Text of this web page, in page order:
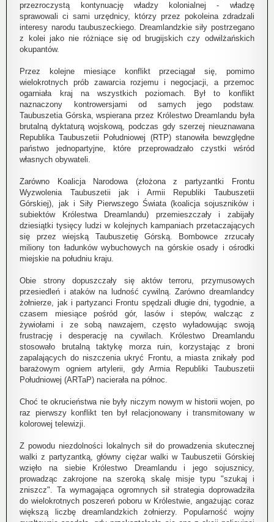
przezroczystą kontynuację władzy kolonialnej - władzę
sprawowali ci sami urzędnicy, którzy przez pokoleina zdradzali
interesy narodu taubuszeckiego. Dreamlandzkie siły postrzegano
z kolei jako nie różniące się od brugijskich czy odwilżańskich
okupantów.
Przez kolejne miesiące konflikt przeciągał się, pomimo
wielokrotnych prób zawarcia rozjemu i negocjacji, a przemoc
ogarniała kraj na wszystkich poziomach. Był to konflikt
naznaczony kontrowersjami od samych jego podstaw.
Taubuszetia Górska, wspierana przez Królestwo Dreamlandu była
brutalną dyktaturą wojskową, podczas gdy szerzej nieuznawana
Republika Taubuszetii Południowej (RTP) stanowiła bewzględne
państwo jednopartyjne, które przeprowadzało czystki wśród
własnych obywateli.
Zarówno Koalicja Narodowa (złożona z partyzantki Frontu
Wyzwolenia Taubuszetii jak i Armii Republiki Taubuszetii
Górskiej), jak i Siły Pierwszego Świata (koalicja sojuszników i
subiektów Królestwa Dreamlandu) przemieszczały i zabijały
dziesiątki tysięcy ludzi w kolejnych kampaniach przetaczających
się przez wiejską Taubuszetię Górską. Bombowce zrzucały
miliony ton ładunków wybuchowych na górskie osady i ośrodki
miejskie na południu kraju.
Obie strony dopuszczały się aktów terroru, przymusowych
przesiedleń i ataków na ludność cywilną. Zarówno dreamlandcy
żołnierze, jak i partyzanci Frontu spędzali długie dni, tygodnie, a
czasem miesiące pośród gór, lasów i stepów, walcząc z
żywiołami i ze sobą nawzajem, często wyładowując swoją
frustrację i desperację na cywilach. Królestwo Dreamlandu
stosowało brutalną taktykę morza ruin, korzystając z broni
zapalających do niszczenia ukryć Frontu, a miasta znikały pod
barażowym ogniem artylerii, gdy Armia Republiki Taubuszetii
Południowej (ARTaP) nacierała na północ.
Choć te okrucieństwa nie były niczym nowym w historii wojen, po
raz pierwszy konflikt ten był relacjonowany i transmitowany w
kolorowej telewizji.
Z powodu niezdolności lokalnych sił do prowadzenia skutecznej
walki z partyzantką, główny ciężar walki w Taubuszetii Górskiej
wzięło na siebie Królestwo Dreamlandu i jego sojusznicy,
prowadząc zakrojone na szeroką skalę misje typu "szukaj i
zniszcz". Ta wymagająca ogromnych sił strategia doprowadziła
do wielokrotnych poszereń poboru w Królestwie, angażując coraz
większą liczbę dreamlandzkich żołnierzy. Popularność wojny